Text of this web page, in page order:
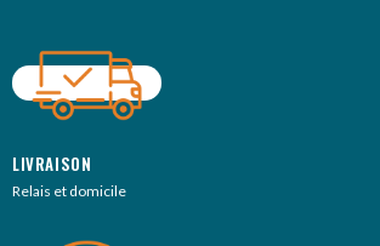
LIVRAISON
Relais et domicile